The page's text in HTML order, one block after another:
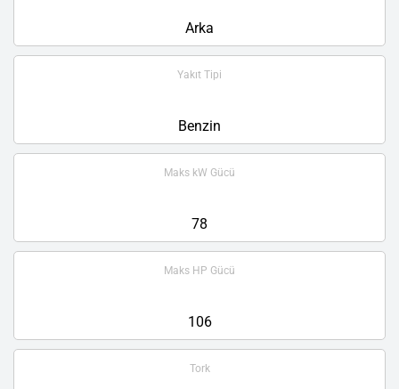
Arka
Yakıt Tipi
Benzin
Maks kW Gücü
78
Maks HP Gücü
106
Tork